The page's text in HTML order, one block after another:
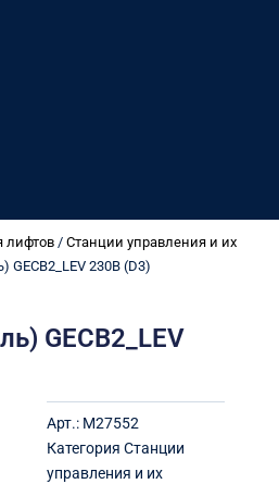
лифтов / Станции управления и их
GECB2_LEV 230В (D3)
GECB2_LEV
Арт.: M27552
Категория Станции
управления и их